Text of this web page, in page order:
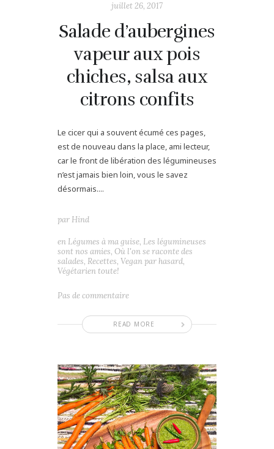
juillet 26, 2017
Salade d’aubergines
vapeur aux pois
chiches, salsa aux
citrons confits
Le cicer qui a souvent écumé ces pages,
est de nouveau dans la place, ami lecteur,
car le front de libération des légumineuses
n’est jamais bien loin, vous le savez
désormais....
READ MORE
par Hind
en Légumes à ma guise, Les légumineuses
sont nos amies, Où l'on se raconte des
salades, Recettes, Vegan par hasard,
Végétarien toute!
Pas de commentaire